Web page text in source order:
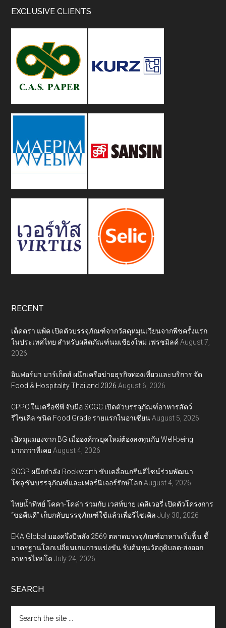
Footer
EXCLUSIVE CLIENTS
RECENT
เต็ดตรา แพ้ค เปิดตัวบรรจุภัณฑ์จากวัสดุหมุนเวียนจากพืชครั้งแรก
ในประเทศไทย สำหรับผลิตภัณฑ์นมเชียงใหม่ เฟรชมิลค์ August 7,
2026
อินฟอร์มา มาร์เก็ตส์ ผนึกเครือข่ายธุรกิจท่องเที่ยวและบริการ จัด
Food & Hospitality Thailand 2026 August 6, 2026
CPPC ในเครือซีพี จับมือ SCGC เปิดตัวบรรจุภัณฑ์อาหารสัตว์
รีไซเคิล ชนิด Food Grade รายแรกในอาเซียน August 5, 2026
เปิดมุมมองจาก BG เมื่อองค์กรยุคใหม่ต้องลงทุนกับ Well-being
มากกว่าที่เคย August 4, 2026
SCGP ผนึกกำลัง Rockworth ขับเคลื่อนกรีนดีไซน์ร่วมพัฒนา
โซลูชันบรรจุภัณฑ์และเฟอร์นิเจอร์รักษ์โลก August 4, 2026
ไทยน้ำทิพย์ โคคา-โคล่า ร่วมกับ เวสท์บาย เดลิเวอรี่ เปิดตัวโครงการ
“ขอคืนดี” เก็บกลับบรรจุภัณฑ์ใช้แล้วเพื่อรีไซเคิล July 30, 2026
EKA Global มองครึ่งปีหลัง 2569 ตลาดบรรจุภัณฑ์อาหารเริ่มฟื้น ชี้
มาตรฐานโลกเปลี่ยนเกมการแข่งขัน รับต้นทุนวัตถุดิบลด-ส่งออก
อาหารไทยโต July 24, 2026
SEARCH
the